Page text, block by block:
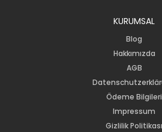
KURUMSAL
Blog
Hakkımızda
AGB
Ödeme Bilgileri
Impressum
Gizlilik Politikası